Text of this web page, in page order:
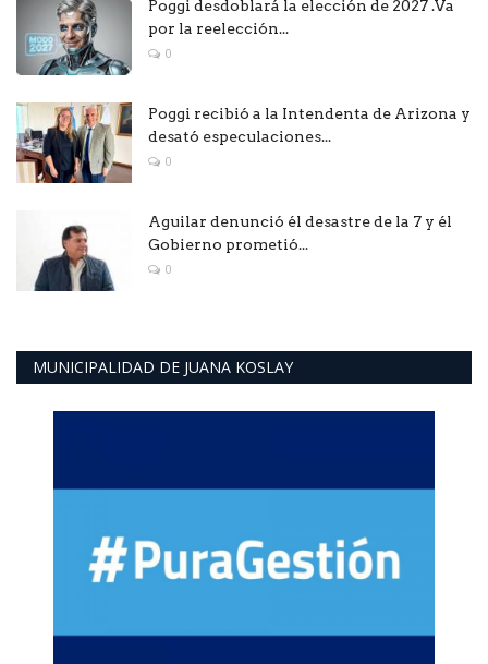
Poggi desdoblará la elección de 2027 .Va
por la reelección...
0
Poggi recibió a la Intendenta de Arizona y
desató especulaciones...
0
Aguilar denunció él desastre de la 7 y él
Gobierno prometió...
0
MUNICIPALIDAD DE JUANA KOSLAY